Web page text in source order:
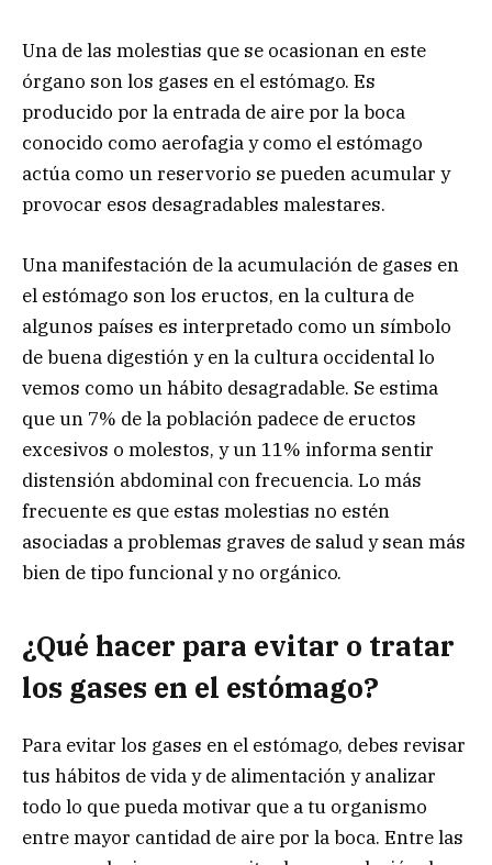
Una de las molestias que se ocasionan en este
órgano son los gases en el estómago. Es
producido por la entrada de aire por la boca
conocido como aerofagia y como el estómago
actúa como un reservorio se pueden acumular y
provocar esos desagradables malestares.
Una manifestación de la acumulación de gases en
el estómago son los eructos, en la cultura de
algunos países es interpretado como un símbolo
de buena digestión y en la cultura occidental lo
vemos como un hábito desagradable. Se estima
que un 7% de la población padece de eructos
excesivos o molestos, y un 11% informa sentir
distensión abdominal con frecuencia. Lo más
frecuente es que estas molestias no estén
asociadas a problemas graves de salud y sean más
bien de tipo funcional y no orgánico.
¿Qué hacer para evitar o tratar
los gases en el estómago?
Para evitar los gases en el estómago, debes revisar
tus hábitos de vida y de alimentación y analizar
todo lo que pueda motivar que a tu organismo
entre mayor cantidad de aire por la boca. Entre las